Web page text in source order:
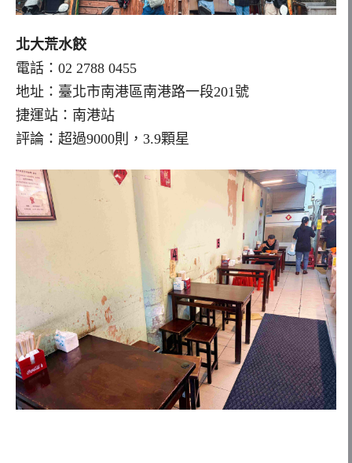
北大荒水餃
電話：02 2788 0455
地址：臺北市南港區南港路一段201號
捷運站：南港站
評論：超過9000則，3.9顆星